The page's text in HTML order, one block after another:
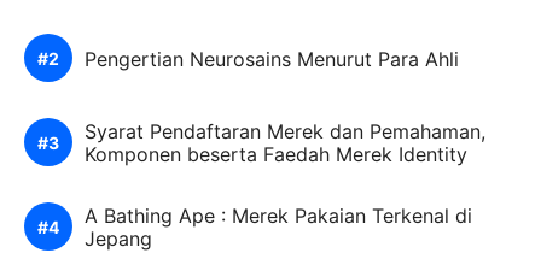
Pengertian Neurosains Menurut Para Ahli
Syarat Pendaftaran Merek dan Pemahaman,
Komponen beserta Faedah Merek Identity
A Bathing Ape : Merek Pakaian Terkenal di
Jepang